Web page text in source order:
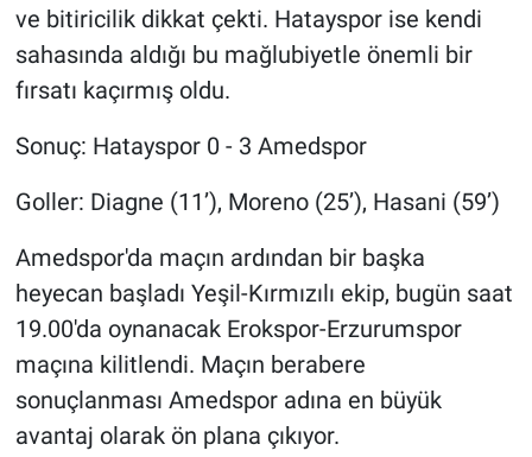
ve bitiricilik dikkat çekti. Hatayspor ise kendi
sahasında aldığı bu mağlubiyetle önemli bir
fırsatı kaçırmış oldu.
Sonuç: Hatayspor 0 - 3 Amedspor
Goller: Diagne (11’), Moreno (25’), Hasani (59’)
Amedspor'da maçın ardından bir başka
heyecan başladı Yeşil-Kırmızılı ekip, bugün saat
19.00'da oynanacak Erokspor-Erzurumspor
maçına kilitlendi. Maçın berabere
sonuçlanması Amedspor adına en büyük
avantaj olarak ön plana çıkıyor.